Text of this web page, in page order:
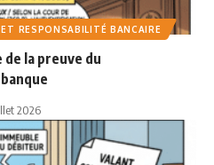
ET RESPONSABILITÉ BANCAIRE
de la preuve du
2026